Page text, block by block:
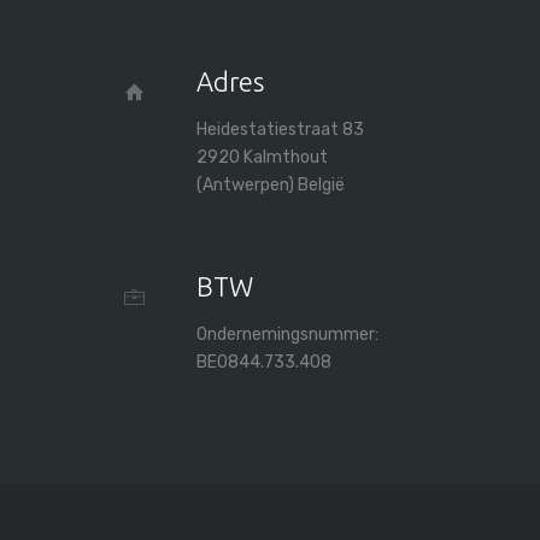
Adres
Heidestatiestraat 83
2920 Kalmthout
(Antwerpen) België
BTW
Ondernemingsnummer:
BE0844.733.408